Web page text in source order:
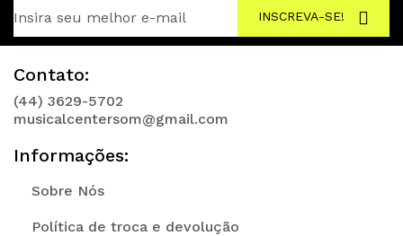
INSCREVA-SE!
Contato:
(44) 3629-5702
musicalcentersom@gmail.com
Informações:
Sobre Nós
Política de troca e devolução